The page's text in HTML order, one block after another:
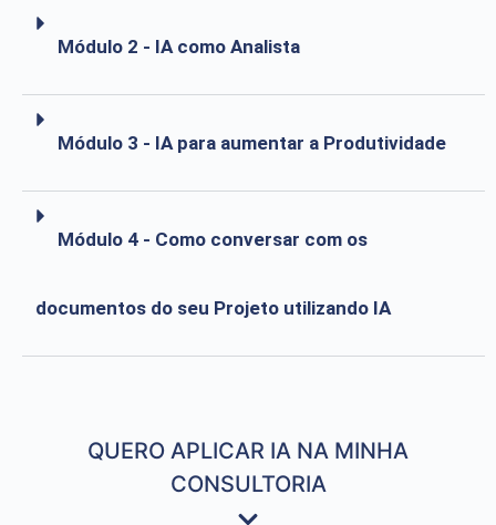
Módulo 2 - IA como Analista
Módulo 3 - IA para aumentar a Produtividade
Módulo 4 - Como conversar com os
documentos do seu Projeto utilizando IA
QUERO APLICAR IA NA MINHA
CONSULTORIA